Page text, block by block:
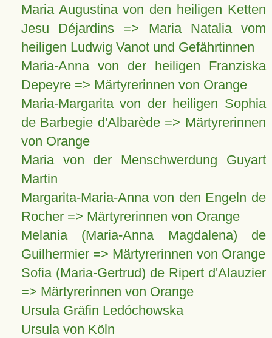
Maria Augustina von den heiligen Ketten
Jesu Déjardins => Maria Natalia vom
heiligen Ludwig Vanot und Gefährtinnen
Maria-Anna von der heiligen Franziska
Depeyre => Märtyrerinnen von Orange
Maria-Margarita von der heiligen Sophia
de Barbegie d'Albarède => Märtyrerinnen
von Orange
Maria von der Menschwerdung Guyart
Martin
Margarita-Maria-Anna von den Engeln de
Rocher => Märtyrerinnen von Orange
Melania (Maria-Anna Magdalena) de
Guilhermier => Märtyrerinnen von Orange
Sofia (Maria-Gertrud) de Ripert d'Alauzier
=> Märtyrerinnen von Orange
Ursula Gräfin Ledóchowska
Ursula von Köln